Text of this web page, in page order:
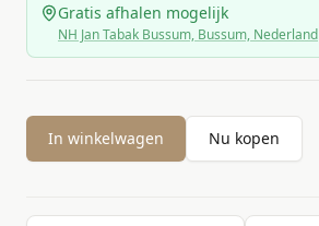
Gratis afhalen mogelijk
NH Jan Tabak Bussum, Bussum, Nederland
In winkelwagen Nu kopen